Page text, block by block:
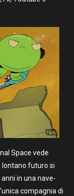
Space vede
lontano futuro si
in una nave-
compagnia di